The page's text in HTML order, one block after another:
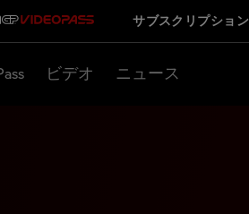
サブスクリプション
ビデオ ニュース